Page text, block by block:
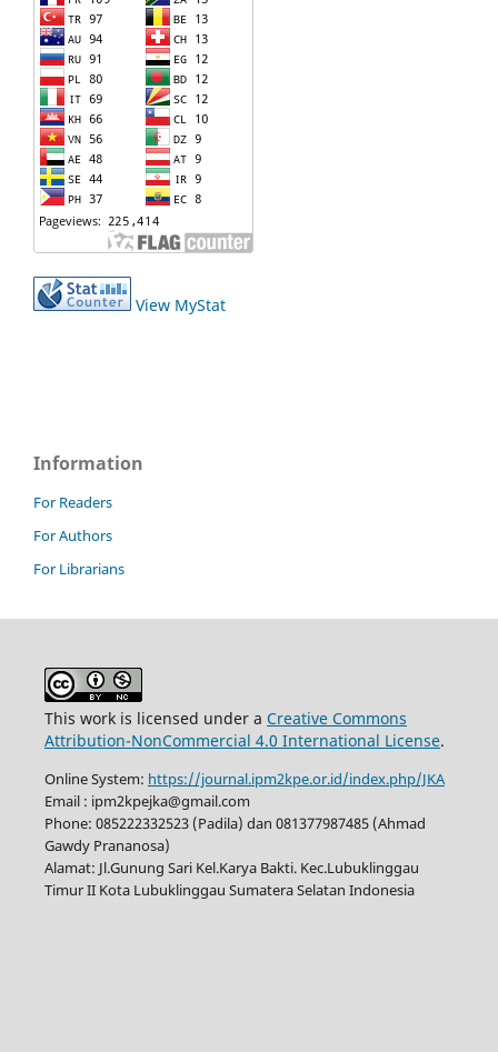
View MyStat
Information
For Readers
For Authors
For Librarians
This work is licensed under a Creative Commons
Attribution-NonCommercial 4.0 International License.
Online System: https://journal.ipm2kpe.or.id/index.php/JKA
Email : ipm2kpejka@gmail.com
Phone: 085222332523 (Padila) dan 081377987485 (Ahmad
Gawdy Prananosa)
Alamat: Jl.Gunung Sari Kel.Karya Bakti. Kec.Lubuklinggau
Timur II Kota Lubuklinggau Sumatera Selatan Indonesia